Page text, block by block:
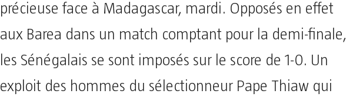
précieuse face à Madagascar, mardi. Opposés en effet
aux Barea dans un match comptant pour la demi-finale,
les Sénégalais se sont imposés sur le score de 1-0. Un
exploit des hommes du sélectionneur Pape Thiaw qui